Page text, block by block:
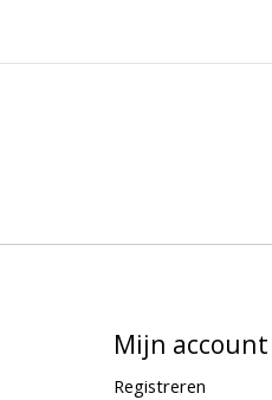
Mijn account
Registreren